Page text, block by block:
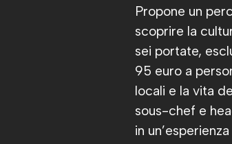
Propone un
scoprire la
sei portate,
95 euro a
locali e la vita
sous-chef e
in